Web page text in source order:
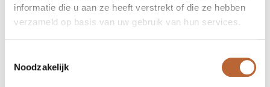
informatie die u aan ze heeft verstrekt of die ze hebben
verzameld op basis van uw gebruik van hun services.
Noodzakelijk